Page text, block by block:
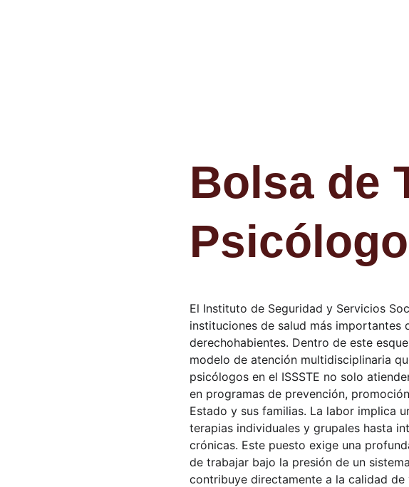
Bolsa de
El Instituto de Seguridad y Servicios
instituciones de salud más importantes
derechohabientes. Dentro de este
modelo de atención multidisciplinaria
psicólogos en el ISSSTE no solo
en programas de prevención,
Estado y sus familias. La labor implica
terapias individuales y grupales hasta
crónicas. Este puesto exige una
de trabajar bajo la presión de un
contribuye directamente a la calidad